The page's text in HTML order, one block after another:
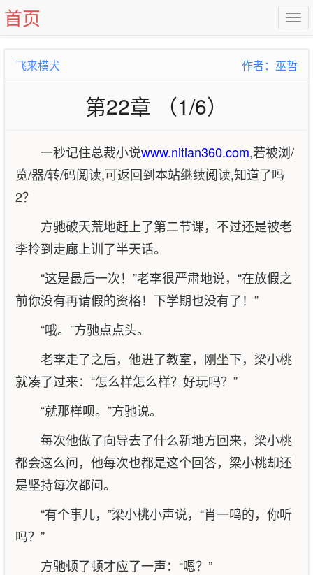
首页
飞来横犬 作者：巫哲
第22章 （1/6）
一秒记住总裁小说www.nitian360.com,若被浏/
览/器/转/码阅读,可返回到本站继续阅读,知道了吗
2？
方驰破天荒地赶上了第二节课，不过还是被老
李拎到走廊上训了半天话。
“这是最后一次！”老李很严肃地说，“在放假之
前你没有再请假的资格！下学期也没有了！”
“哦。”方驰点点头。
老李走了之后，他进了教室，刚坐下，梁小桃
就凑了过来：“怎么样怎么样？好玩吗？”
“就那样呗。”方驰说。
每次他做了向导去了什么新地方回来，梁小桃
都会这么问，他每次也都是这个回答，梁小桃却还
是坚持每次都问。
“有个事儿，”梁小桃小声说，“肖一鸣的，你听
吗？”
方驰顿了顿才应了一声：“嗯？”